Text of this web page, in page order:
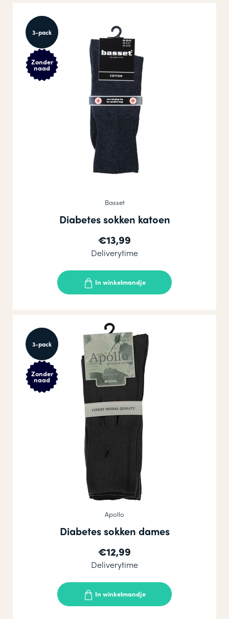
3-pack
Zonder
naad
Basset
Diabetes sokken katoen
€13,99
Deliverytime
In winkelmandje
3-pack
Zonder
naad
Apollo
Diabetes sokken dames
€12,99
Deliverytime
In winkelmandje